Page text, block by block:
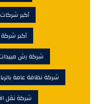
أكبر
أكبر
شركة رش
شركة نظافة عامة
شركة نقل